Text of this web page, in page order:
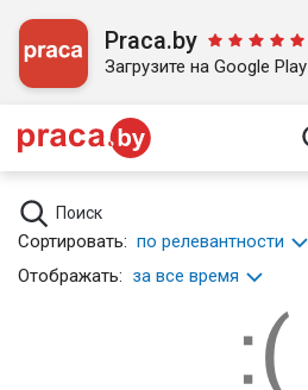
Praca.by
Загрузите на Google Play
Поиск
Сортировать: по релевантности
Отображать: за все время